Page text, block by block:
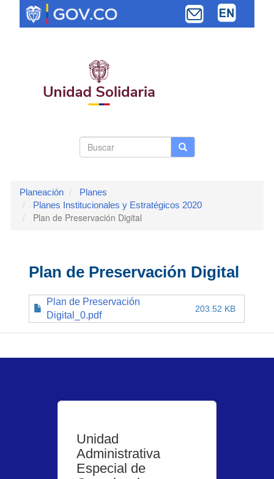
contenido
Buscar Buscar
Planeación
Planes
Planes Institucionales y Estratégicos 2020
Plan de Preservación Digital
Plan de Preservación Digital
Plan de Preservación
Digital_0.pdf
203.52 KB
Unidad
Administrativa
Especial de